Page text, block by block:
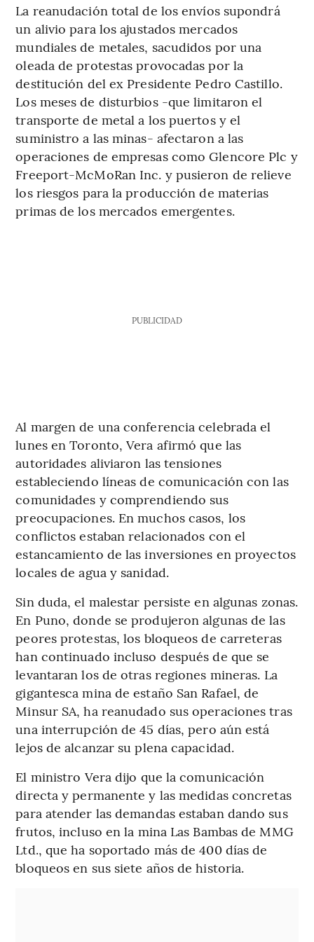
La reanudación total de los envíos supondrá
un alivio para los ajustados mercados
mundiales de metales, sacudidos por una
oleada de protestas provocadas por la
destitución del ex Presidente Pedro Castillo.
Los meses de disturbios -que limitaron el
transporte de metal a los puertos y el
suministro a las minas- afectaron a las
operaciones de empresas como Glencore Plc y
Freeport-McMoRan Inc. y pusieron de relieve
los riesgos para la producción de materias
primas de los mercados emergentes.
PUBLICIDAD
Al margen de una conferencia celebrada el
lunes en Toronto, Vera afirmó que las
autoridades aliviaron las tensiones
estableciendo líneas de comunicación con las
comunidades y comprendiendo sus
preocupaciones. En muchos casos, los
conflictos estaban relacionados con el
estancamiento de las inversiones en proyectos
locales de agua y sanidad.
Sin duda, el malestar persiste en algunas zonas.
En Puno, donde se produjeron algunas de las
peores protestas, los bloqueos de carreteras
han continuado incluso después de que se
levantaran los de otras regiones mineras. La
gigantesca mina de estaño San Rafael, de
Minsur SA, ha reanudado sus operaciones tras
una interrupción de 45 días, pero aún está
lejos de alcanzar su plena capacidad.
El ministro Vera dijo que la comunicación
directa y permanente y las medidas concretas
para atender las demandas estaban dando sus
frutos, incluso en la mina Las Bambas de MMG
Ltd., que ha soportado más de 400 días de
bloqueos en sus siete años de historia.